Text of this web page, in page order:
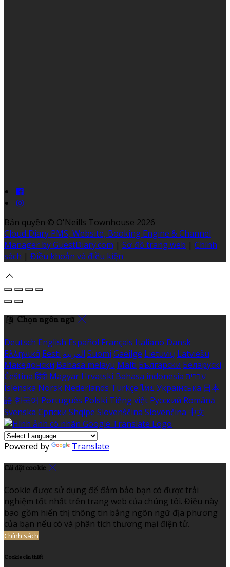
Bản quyền © O'Neills Townhouse 2026
Cloud Diary PMS, Website, Booking Engine & Channel
Manager by GuestDiary.com | Sơ đồ trang web | Chính
sách | Điều khoản và điều kiện
Chọn ngôn ngữ
Deutsch English Español Français Italiano Dansk
Ελληνικά Eesti العربية Suomi Gaeilge Lietuvių Latviešu
Македонски Bahasa melayu Malti Български Беларускі
Čeština हिंदी Magyar Hrvatski Bahasa indonesia עברית
Íslenska Norsk Nederlands Türkçe ไทย Українська 日本
語 한국어 Português Polski Tiếng việt Русский Română
Svenska Српски Shqipe Slovenščina Slovenčina 中文
Powered by Translate
Cài đặt cookie
Cookie được sử dụng để đảm bảo bạn có được trải
nghiệm tốt nhất trên trang web của chúng tôi. Điều này
bao gồm hiển thị thông tin bằng ngôn ngữ địa phương
của bạn nếu có và phân tích thương mại điện tử.
Chính sách
Cookie cần thiết